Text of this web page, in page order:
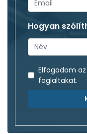
Hogyan
Elfogadom az
foglaltakat.